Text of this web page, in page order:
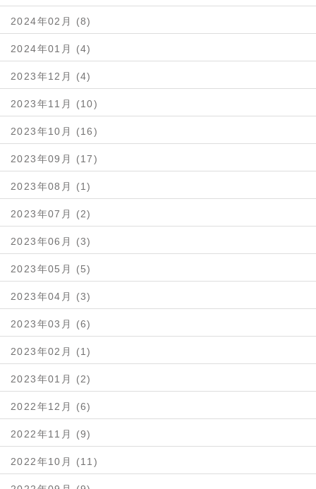
2024年02月 (8)
2024年01月 (4)
2023年12月 (4)
2023年11月 (10)
2023年10月 (16)
2023年09月 (17)
2023年08月 (1)
2023年07月 (2)
2023年06月 (3)
2023年05月 (5)
2023年04月 (3)
2023年03月 (6)
2023年02月 (1)
2023年01月 (2)
2022年12月 (6)
2022年11月 (9)
2022年10月 (11)